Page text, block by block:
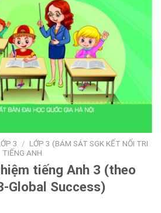
3 / LỚP 3 (BÁM SÁT SGK KẾT NỐI TRI
TIẾNG ANH
tiếng Anh 3 (theo
Global Success)